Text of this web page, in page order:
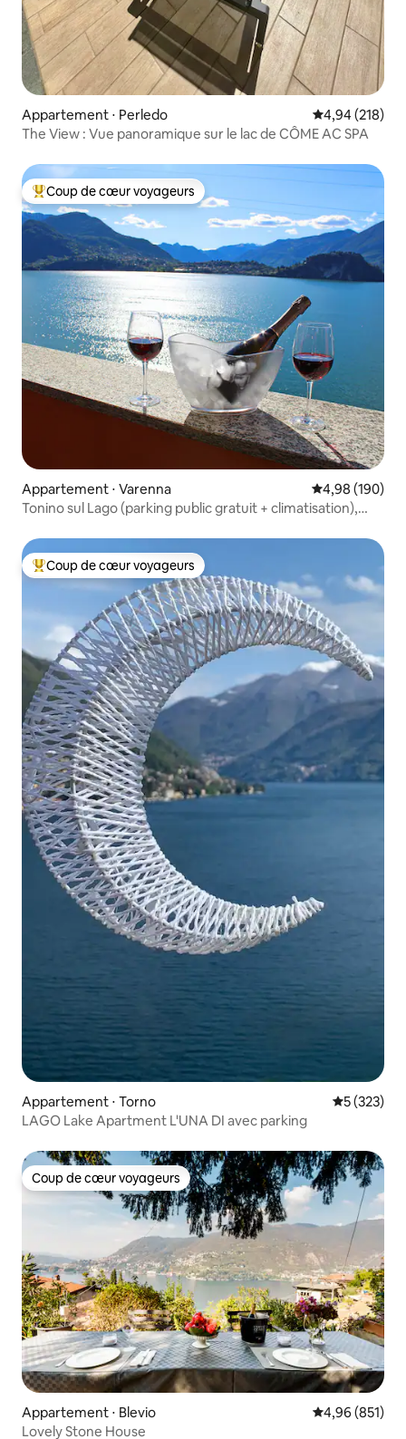
Appartement ⋅ Perledo Évaluation
4,94 (218)
The View : Vue panoramique sur le lac de CÔME AC SPA
Coups de cœur voyageurs les plus appréciés
Coup de cœur voyageurs
Appartement ⋅ Varenna Évaluation
4,98 (190)
Tonino sul Lago (parking public gratuit + climatisation),
Coups de cœur voyageurs les plus appréciés
Coup de cœur voyageurs
Appartement ⋅ Torno Évaluation
5 (323)
LAGO Lake Apartment L'UNA DI avec parking
Coup de cœur voyageurs
Coup de cœur voyageurs
Appartement ⋅ Blevio Évaluation
4,96 (851)
Lovely Stone House